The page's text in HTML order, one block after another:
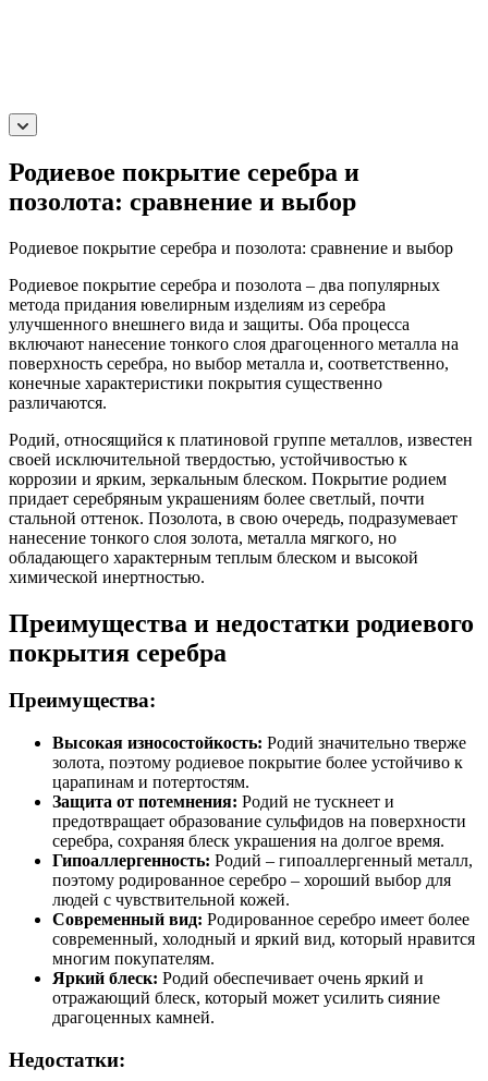
Родиевое покрытие серебра и
позолота: сравнение и выбор
Родиевое покрытие серебра и позолота: сравнение и выбор
Родиевое покрытие серебра и позолота – два популярных
метода придания ювелирным изделиям из серебра
улучшенного внешнего вида и защиты. Оба процесса
включают нанесение тонкого слоя драгоценного металла на
поверхность серебра, но выбор металла и, соответственно,
конечные характеристики покрытия существенно
различаются.
Родий, относящийся к платиновой группе металлов, известен
своей исключительной твердостью, устойчивостью к
коррозии и ярким, зеркальным блеском. Покрытие родием
придает серебряным украшениям более светлый, почти
стальной оттенок. Позолота, в свою очередь, подразумевает
нанесение тонкого слоя золота, металла мягкого, но
обладающего характерным теплым блеском и высокой
химической инертностью.
Преимущества и недостатки родиевого
покрытия серебра
Преимущества:
Высокая износостойкость: Родий значительно тверже
золота, поэтому родиевое покрытие более устойчиво к
царапинам и потертостям.
Защита от потемнения: Родий не тускнеет и
предотвращает образование сульфидов на поверхности
серебра, сохраняя блеск украшения на долгое время.
Гипоаллергенность: Родий – гипоаллергенный металл,
поэтому родированное серебро – хороший выбор для
людей с чувствительной кожей.
Современный вид: Родированное серебро имеет более
современный, холодный и яркий вид, который нравится
многим покупателям.
Яркий блеск: Родий обеспечивает очень яркий и
отражающий блеск, который может усилить сияние
драгоценных камней.
Недостатки: